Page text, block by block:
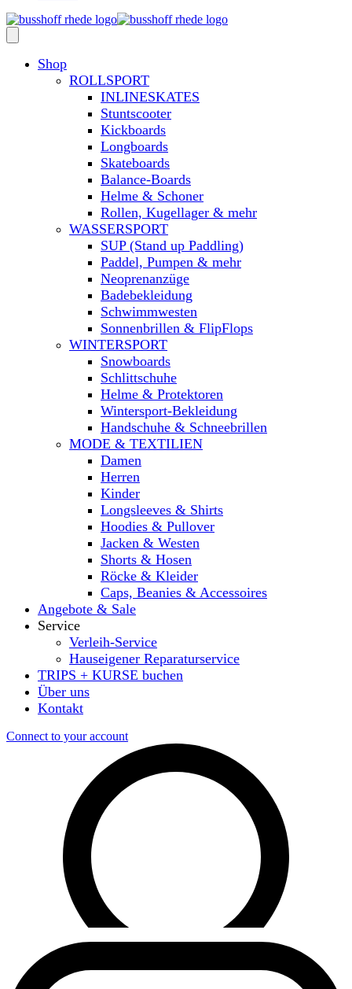
Shop
ROLLSPORT
INLINESKATES
Stuntscooter
Kickboards
Longboards
Skateboards
Balance-Boards
Helme & Schoner
Rollen, Kugellager & mehr
WASSERSPORT
SUP (Stand up Paddling)
Paddel, Pumpen & mehr
Neoprenanzüge
Badebekleidung
Schwimmwesten
Sonnenbrillen & FlipFlops
WINTERSPORT
Snowboards
Schlittschuhe
Helme & Protektoren
Wintersport-Bekleidung
Handschuhe & Schneebrillen
MODE & TEXTILIEN
Damen
Herren
Kinder
Longsleeves & Shirts
Hoodies & Pullover
Jacken & Westen
Shorts & Hosen
Röcke & Kleider
Caps, Beanies & Accessoires
Angebote & Sale
Service
Verleih-Service
Hauseigener Reparaturservice
TRIPS + KURSE buchen
Über uns
Kontakt
Connect to your account